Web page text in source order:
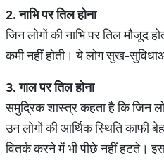
2.नाभिपरतिलहोना
जिन लोगों की नाभि पर तिल मौजूद
कमी नहीं होती। ये लोग सुख-
3.गालपरतिलहोना
समुद्रिक शास्त्र कहता है कि जिन
उन लोगों की आर्थिक स्थिति काफी
वितर्क करने में भी पीछे नहीं हटते।